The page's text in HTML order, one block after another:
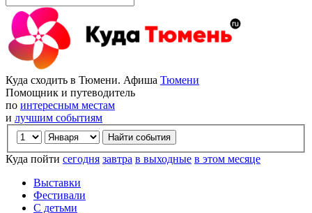
Куда сходить в Тюмени. Афиша Тюмени
Помощник и путеводитель
по интересным местам
и лучшим событиям
Куда пойти сегодня завтра в выходные в этом месяце
Выставки
Фестивали
С детьми